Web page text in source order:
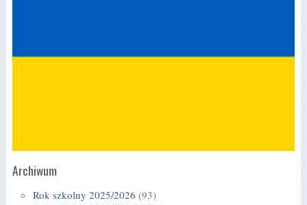
Archiwum
Rok szkolny 2025/2026 (93)